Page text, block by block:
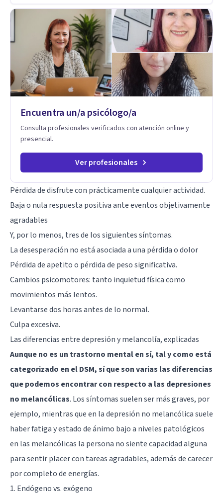
Encuentra un/a psicólogo/a
Consulta profesionales verificados con atención online y
presencial.
Ver profesionales
Pérdida de disfrute con prácticamente cualquier actividad.
Baja o nula respuesta positiva ante eventos objetivamente
agradables
Y, por lo menos, tres de los siguientes síntomas.
La desesperación no está asociada a una pérdida o dolor
Pérdida de apetito o pérdida de peso significativa.
Cambios psicomotores: tanto inquietud física como
movimientos más lentos.
Levantarse dos horas antes de lo normal.
Culpa excesiva.
Las diferencias entre depresión y melancolía, explicadas
Aunque no es un trastorno mental en sí, tal y como está
categorizado en el DSM, sí que son varias las diferencias
que podemos encontrar con respecto a las depresiones
no melancólicas. Los síntomas suelen ser más graves, por
ejemplo, mientras que en la depresión no melancólica suele
haber fatiga y estado de ánimo bajo a niveles patológicos
en las melancólicas la persona no siente capacidad alguna
para sentir placer con tareas agradables, además de carecer
por completo de energías.
1. Endógeno vs. exógeno